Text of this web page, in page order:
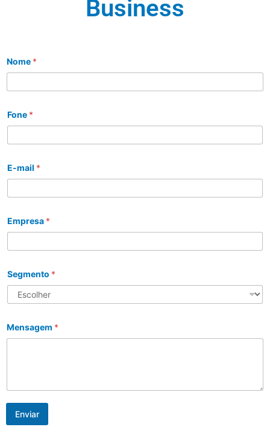
Business
Nome *
Fone *
E-mail *
Empresa *
Segmento *
Mensagem *
Enviar